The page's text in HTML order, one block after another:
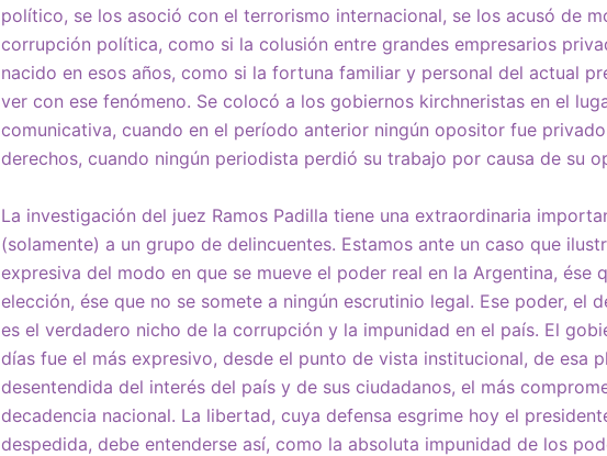
político, se los asoció con el terrorismo internacional, se los acusó de
corrupción política, como si la colusión entre grandes empresarios
nacido en esos años, como si la fortuna familiar y personal del actual
ver con ese fenómeno. Se colocó a los gobiernos kirchneristas en el
comunicativa, cuando en el período anterior ningún opositor fue
derechos, cuando ningún periodista perdió su trabajo por causa de su
La investigación del juez Ramos Padilla tiene una extraordinaria
(solamente) a un grupo de delincuentes. Estamos ante un caso que
expresiva del modo en que se mueve el poder real en la Argentina, ése
elección, ése que no se somete a ningún escrutinio legal. Ese poder, el
es el verdadero nicho de la corrupción y la impunidad en el país. El
días fue el más expresivo, desde el punto de vista institucional, de esa
desentendida del interés del país y de sus ciudadanos, el más
decadencia nacional. La libertad, cuya defensa esgrime hoy el
despedida, debe entenderse así, como la absoluta impunidad de los